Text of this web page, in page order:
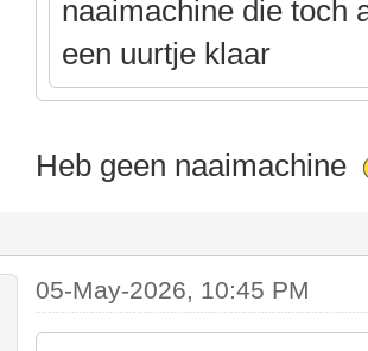
naaimachine die toch
een uurtje klaar
Heb geen naaimachine
05-May-2026, 10:45 PM